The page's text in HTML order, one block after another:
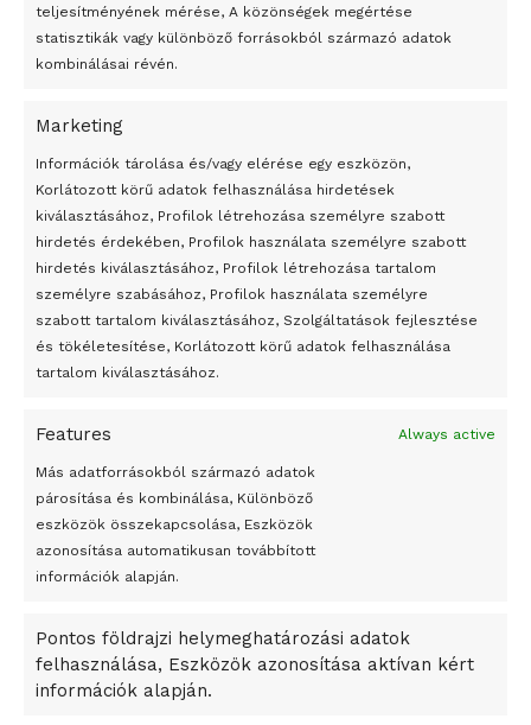
teljesítményének mérése, A közönségek megértése
statisztikák vagy különböző forrásokból származó adatok
kombinálásai révén.
Marketing
Információk tárolása és/vagy elérése egy eszközön,
Korlátozott körű adatok felhasználása hirdetések
kiválasztásához, Profilok létrehozása személyre szabott
hirdetés érdekében, Profilok használata személyre szabott
hirdetés kiválasztásához, Profilok létrehozása tartalom
személyre szabásához, Profilok használata személyre
szabott tartalom kiválasztásához, Szolgáltatások fejlesztése
és tökéletesítése, Korlátozott körű adatok felhasználása
tartalom kiválasztásához.
Features Always active
Más adatforrásokból származó adatok
párosítása és kombinálása, Különböző
eszközök összekapcsolása, Eszközök
azonosítása automatikusan továbbított
információk alapján.
Pontos földrajzi helymeghatározási adatok
felhasználása, Eszközök azonosítása aktívan kért
információk alapján.
A Tottenham Hotspur vezetői elítélték Jose Mourinho
cselekedetét és figyelmeztették a csapattagokat, hogy
tartsák be a kormányrendeleteket és mindenki otthon
Molnár Anna / Fotó – Jose Mourinho Twitter fiókja, Videó /
Mikalisyid Twitter fiókja
Átmenetileg szünetelnek az összecsapások Bahmutnál
Egy vagyonért adták el Banksy művét miután elégették.
Az 1950-ben elhunyt alkotók művei szabadon
felhasználhatóvá válnak
Megváltoztatják a montenegrói egyházügyi törvény
Peking – A visegrádi országok zsidó kulturális örökségét
bemutató fotókiállítás nyílt
Megveszi az osztrák Wienerberger az amerikai Meridian
Bricket
A Startup Campus egyetemi programjainak legjobbjai az
A Ringo Starr új albummal jelentkezik
A Vajdasági Magyar Szövetség államtitkárait kinevezték